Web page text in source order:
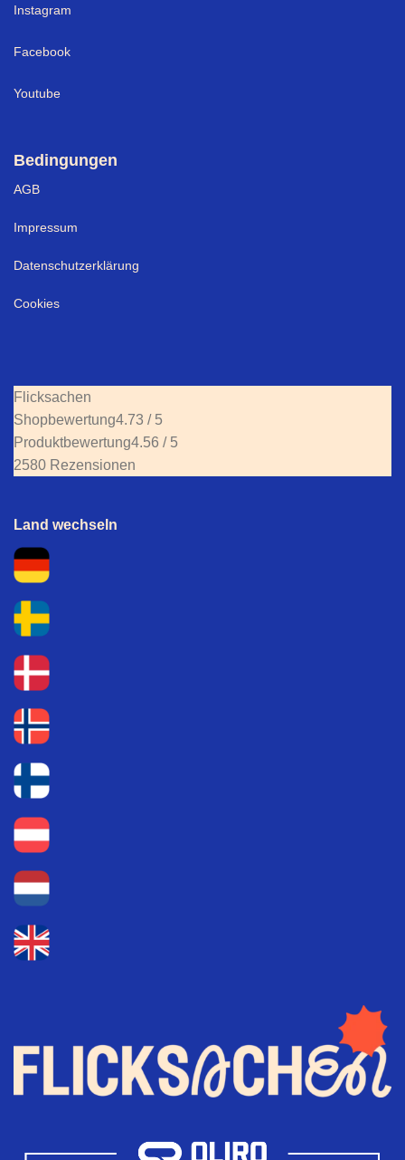
Instagram
Facebook
Youtube
Bedingungen
AGB
Impressum
Datenschutzerklärung
Cookies
Flicksachen
Shopbewertung4.73 / 5
Produktbewertung4.56 / 5
2580 Rezensionen
Land wechseln